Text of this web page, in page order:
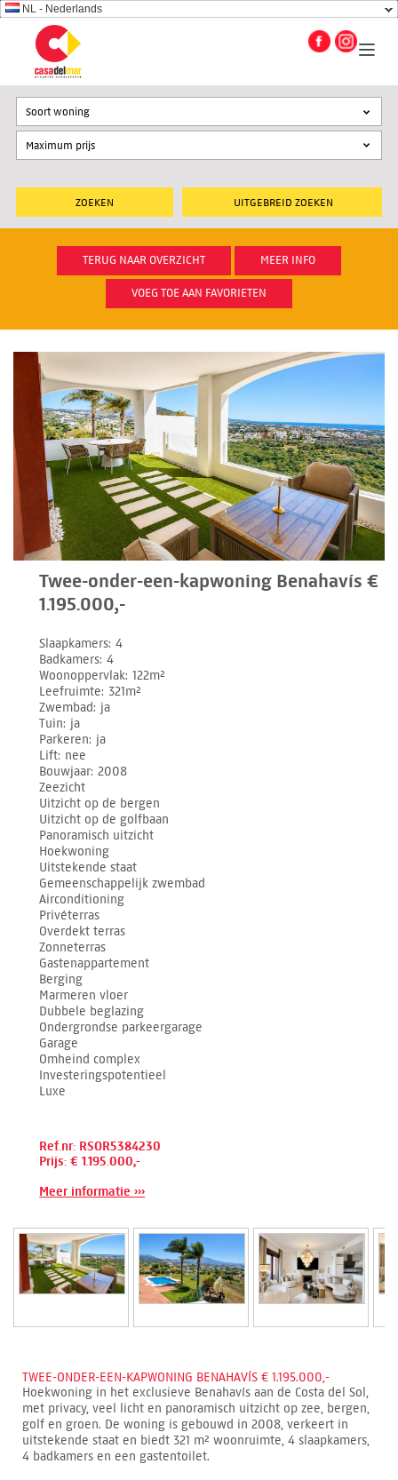
NL - Nederlands
UITGEBREID ZOEKEN
Soort woning
TERUG NAAR OVERZICHT MEER INFO
VOEG TOE AAN FAVORIETEN
Twee-onder-een-kapwoning Benahavís €
1.195.000,-
Slaapkamers 4
Badkamers 4
Woonoppervlak 122m²
Leefruimte 321m²
Zwembad ja
Tuin ja
Parkeren ja
Lift nee
Bouwjaar 2008
Zeezicht
Uitzicht op de bergen
Uitzicht op de golfbaan
Panoramisch uitzicht
Hoekwoning
Uitstekende staat
Gemeenschappelijk zwembad
Airconditioning
Privéterras
Overdekt terras
Zonneterras
Gastenappartement
Berging
Marmeren vloer
Dubbele beglazing
Ondergrondse parkeergarage
Garage
Omheind complex
Investeringspotentieel
Luxe
Ref.nr: RSOR5384230
Prijs: € 1.195.000,-
Meer informatie ›››
TWEE-ONDER-EEN-KAPWONING BENAHAVÍS € 1.195.000,-
Hoekwoning in het exclusieve Benahavís aan de Costa del Sol,
met privacy, veel licht en panoramisch uitzicht op zee, bergen,
golf en groen. De woning is gebouwd in 2008, verkeert in
uitstekende staat en biedt 321 m² woonruimte, 4 slaapkamers,
4 badkamers en een gastentoilet.